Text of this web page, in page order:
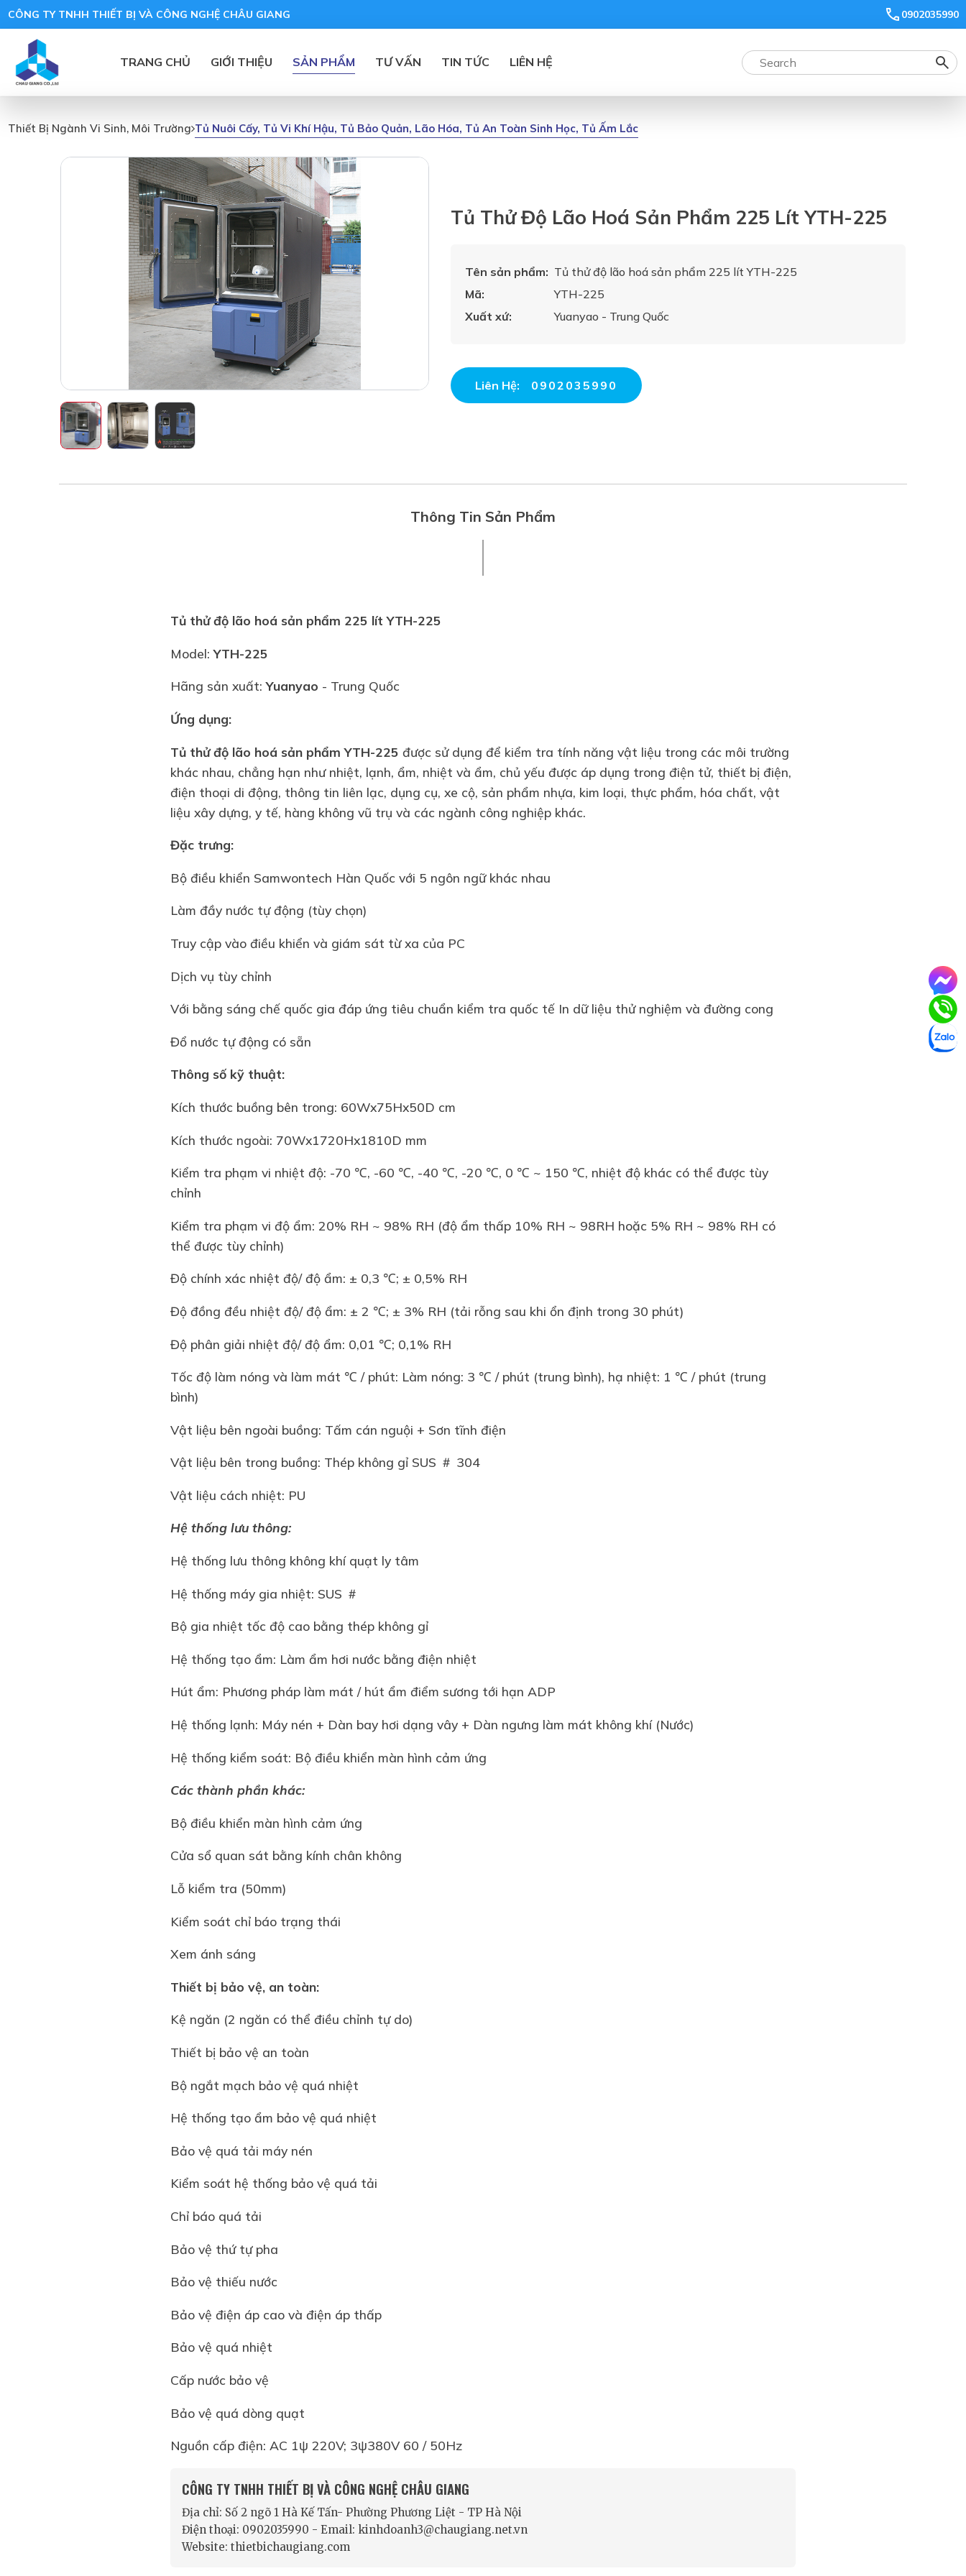
CÔNG TY TNHH THIẾT BỊ VÀ CÔNG NGHỆ CHÂU GIANG 0902035990
TRANG CHỦ GIỚI THIỆU SẢN PHẨM TƯ VẤN TIN TỨC LIÊN HỆ
Thiết Bị Ngành Vi Sinh, Môi Trường Tủ Nuôi Cấy, Tủ Vi Khí Hậu, Tủ Bảo Quản, Lão Hóa, Tủ An Toàn Sinh Học, Tủ Ấm Lắc
Tủ Thử Độ Lão Hoá Sản Phẩm 225 Lít YTH-225
Tên sản phẩm: Tủ thử độ lão hoá sản phẩm 225 lít YTH-225
Mã:
YTH-225
Xuất xứ:
Yuanyao - Trung Quốc
Liên Hệ: 0902035990
Thông Tin Sản Phẩm
Tủ thử độ lão hoá sản phẩm 225 lít YTH-225
Model:YTH-225
Hãng sản xuất:Yuanyao - Trung Quốc
Ứng dụng:
Tủ thử độ lão hoá sản phẩm YTH-225 được sử dụng để kiểm tra tính năng vật liệu trong các môi trường
khác nhau, chẳng hạn như nhiệt, lạnh, ẩm, nhiệt và ẩm, chủ yếu được áp dụng trong điện tử, thiết bị điện,
điện thoại di động, thông tin liên lạc, dụng cụ, xe cộ, sản phẩm nhựa, kim loại, thực phẩm, hóa chất, vật
liệu xây dựng, y tế, hàng không vũ trụ và các ngành công nghiệp khác.
Đặc trưng:
Bộ điều khiển Samwontech Hàn Quốc với 5 ngôn ngữ khác nhau
Làm đầy nước tự động (tùy chọn)
Truy cập vào điều khiển và giám sát từ xa của PC
Dịch vụ tùy chỉnh
Với bằng sáng chế quốc gia đáp ứng tiêu chuẩn kiểm tra quốc tế In dữ liệu thử nghiệm và đường cong
Đổ nước tự động có sẵn
Thông số kỹ thuật:
Kích thước buồng bên trong: 60Wx75Hx50D cm
Kích thước ngoài: 70Wx1720Hx1810D mm
Kiểm tra phạm vi nhiệt độ: -70 ℃, -60 ℃, -40 ℃, -20 ℃, 0 ℃ ~ 150 ℃, nhiệt độ khác có thể được tùy
chỉnh
Kiểm tra phạm vi độ ẩm: 20% RH ~ 98% RH (độ ẩm thấp 10% RH ~ 98RH hoặc 5% RH ~ 98% RH có
thể được tùy chỉnh)
Độ chính xác nhiệt độ/ độ ẩm: ± 0,3 ℃; ± 0,5% RH
Độ đồng đều nhiệt độ/ độ ẩm: ± 2 ℃; ± 3% RH (tải rỗng sau khi ổn định trong 30 phút)
Độ phân giải nhiệt độ/ độ ẩm: 0,01 ℃; 0,1% RH
Tốc độ làm nóng và làm mát ℃ / phút: Làm nóng: 3 ℃ / phút (trung bình), hạ nhiệt: 1 ℃ / phút (trung
bình)
Vật liệu bên ngoài buồng: Tấm cán nguội + Sơn tĩnh điện
Vật liệu bên trong buồng: Thép không gỉ SUS ＃ 304
Vật liệu cách nhiệt: PU
Hệ thống lưu thông:
Hệ thống lưu thông không khí quạt ly tâm
Hệ thống máy gia nhiệt: SUS ＃
Bộ gia nhiệt tốc độ cao bằng thép không gỉ
Hệ thống tạo ẩm: Làm ẩm hơi nước bằng điện nhiệt
Hút ẩm: Phương pháp làm mát / hút ẩm điểm sương tới hạn ADP
Hệ thống lạnh: Máy nén + Dàn bay hơi dạng vây + Dàn ngưng làm mát không khí (Nước)
Hệ thống kiểm soát: Bộ điều khiển màn hình cảm ứng
Các thành phần khác:
Bộ điều khiển màn hình cảm ứng
Cửa sổ quan sát bằng kính chân không
Lỗ kiểm tra (50mm)
Kiểm soát chỉ báo trạng thái
Xem ánh sáng
Thiết bị bảo vệ, an toàn:
Kệ ngăn (2 ngăn có thể điều chỉnh tự do)
Thiết bị bảo vệ an toàn
Bộ ngắt mạch bảo vệ quá nhiệt
Hệ thống tạo ẩm bảo vệ quá nhiệt
Bảo vệ quá tải máy nén
Kiểm soát hệ thống bảo vệ quá tải
Chỉ báo quá tải
Bảo vệ thứ tự pha
Bảo vệ thiếu nước
Bảo vệ điện áp cao và điện áp thấp
Bảo vệ quá nhiệt
Cấp nước bảo vệ
Bảo vệ quá dòng quạt
Nguồn cấp điện: AC 1ψ 220V; 3ψ380V 60 / 50Hz
CÔNG TY TNHH THIẾT BỊ VÀ CÔNG NGHỆ CHÂU GIANG
Địa chỉ: Số 2 ngõ 1 Hà Kế Tấn- Phường Phương Liệt - TP Hà Nội
Điện thoại: 0902035990 - Email: kinhdoanh3@chaugiang.net.vn
Website: thietbichaugiang.com